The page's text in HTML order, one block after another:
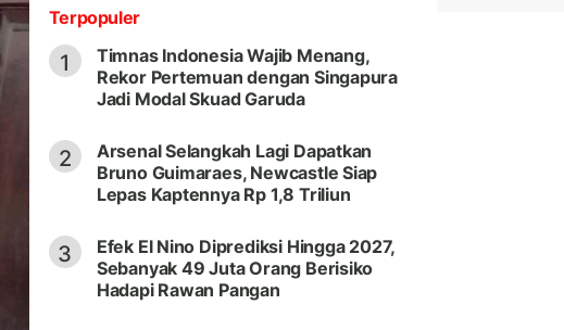
Terpopuler
1
Timnas Indonesia Wajib Menang,
Rekor Pertemuan dengan Singapura
Jadi Modal Skuad Garuda
2
Arsenal Selangkah Lagi Dapatkan
Bruno Guimaraes, Newcastle Siap
Lepas Kaptennya Rp 1,8 Triliun
3
Efek El Nino Diprediksi Hingga 2027,
Sebanyak 49 Juta Orang Berisiko
Hadapi Rawan Pangan